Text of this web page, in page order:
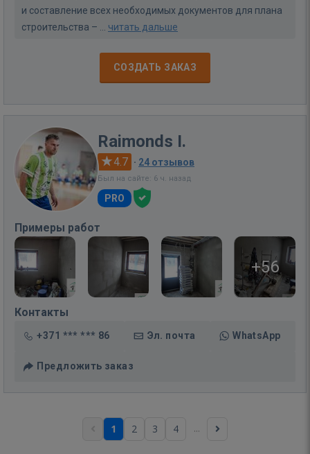
и составление всех необходимых документов для плана
строительства – ... читать дальше
СОЗДАТЬ ЗАКАЗ
Raimonds I.
4.7 · 24 отзывов
Был на сайте: 6 ч. назад
PRO
Примеры работ
+56
Контакты
+371 *** *** 86 Эл. почта WhatsApp
Предложить заказ
1 2 3 4 ...